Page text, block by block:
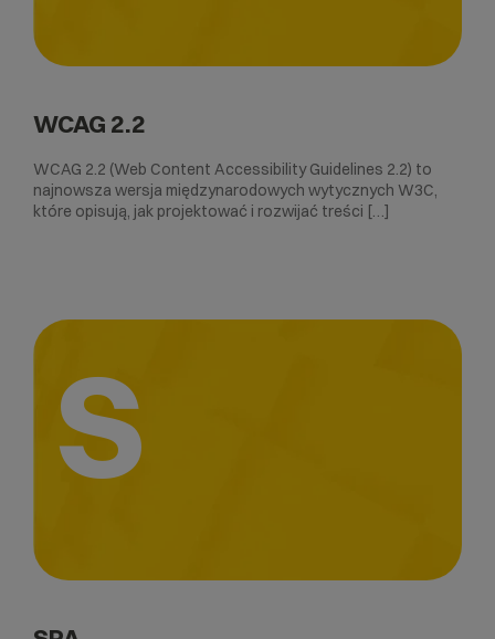
WCAG 2.2
WCAG 2.2 (Web Content Accessibility Guidelines 2.2) to
najnowsza wersja międzynarodowych wytycznych W3C,
które opisują, jak projektować i rozwijać treści […]
S